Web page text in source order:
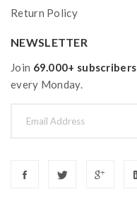
Return Policy
NEWSLETTER
Join 69.000+ subscribers
every Monday.